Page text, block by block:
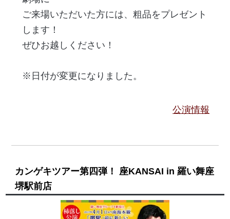
ご来場いただいた方には、粗品をプレゼント
します！
ぜひお越しください！
※日付が変更になりました。
公演情報
カンゲキツアー第四弾！ 座KANSAI in 羅い舞座
堺駅前店